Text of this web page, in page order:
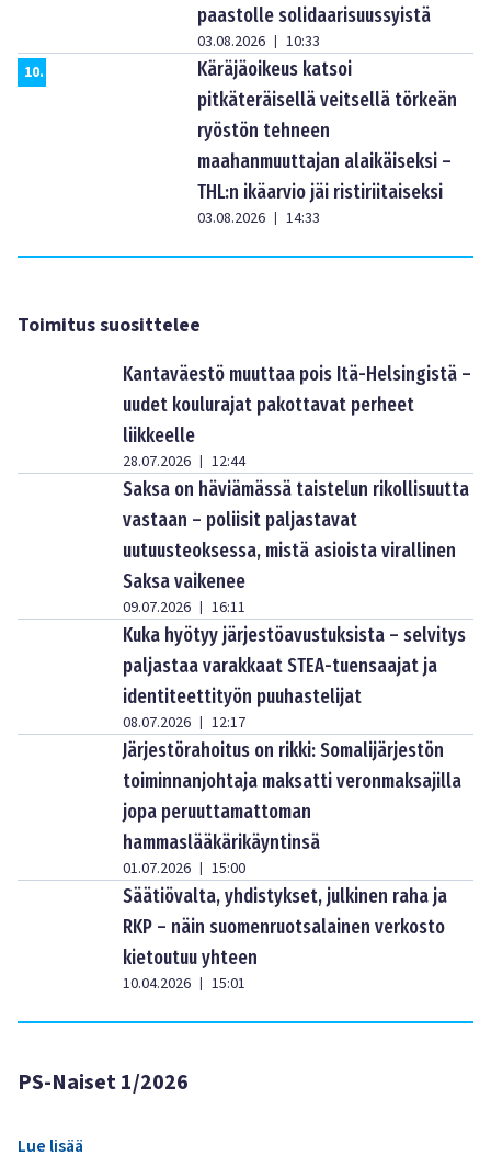
paastolle solidaarisuussyistä
03.08.2026 | 10:33
10.
Käräjäoikeus katsoi
pitkäteräisellä veitsellä törkeän
ryöstön tehneen
maahanmuuttajan alaikäiseksi –
THL:n ikäarvio jäi ristiriitaiseksi
03.08.2026 | 14:33
Toimitus suosittelee
Kantaväestö muuttaa pois Itä-Helsingistä –
uudet koulurajat pakottavat perheet
liikkeelle
28.07.2026 | 12:44
Saksa on häviämässä taistelun rikollisuutta
vastaan – poliisit paljastavat
uutuusteoksessa, mistä asioista virallinen
Saksa vaikenee
09.07.2026 | 16:11
Kuka hyötyy järjestöavustuksista – selvitys
paljastaa varakkaat STEA-tuensaajat ja
identiteettityön puuhastelijat
08.07.2026 | 12:17
Järjestörahoitus on rikki: Somalijärjestön
toiminnanjohtaja maksatti veronmaksajilla
jopa peruuttamattoman
hammaslääkärikäyntinsä
01.07.2026 | 15:00
Säätiövalta, yhdistykset, julkinen raha ja
RKP – näin suomenruotsalainen verkosto
kietoutuu yhteen
10.04.2026 | 15:01
PS-Naiset 1/2026
Lue lisää